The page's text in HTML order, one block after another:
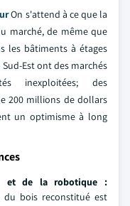
On s'attend à ce que la
marché, de même que
les bâtiments à étages
Est ont des marchés
inexploitées; des
200 millions de dollars
un optimisme à long
et de la robotique :
bois reconstitué est